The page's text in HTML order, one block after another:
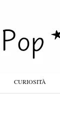
CURIOSITÀ